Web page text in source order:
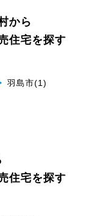
から
住宅を探す
羽島市(1)
住宅を探す